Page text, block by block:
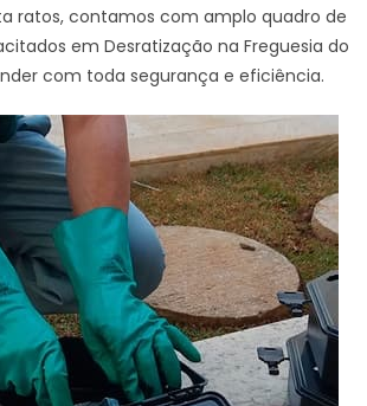
ratos, contamos com amplo quadro de
em Desratização na Freguesia do
com toda segurança e eficiência.